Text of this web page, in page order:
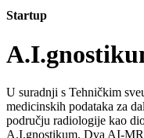
Startup
U suradnji s Tehničkim
medicinskih podataka za
području radiologije kao
A.I.gnostikum. Dva AI-